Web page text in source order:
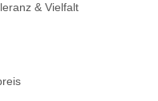
& Vielfalt